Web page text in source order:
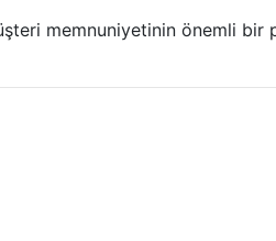
memnuniyetinin önemli bir